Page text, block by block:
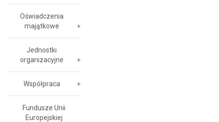
Oświadczenia
majątkowe
Jednostki
organizacyjne
Współpraca
Fundusze Unii
Europejskiej